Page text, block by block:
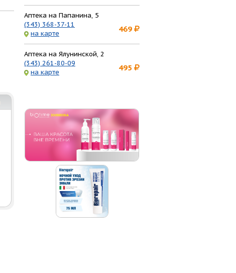
Аптека на Папанина, 5
(343) 368-37-11
на карте
469
Аптека на Ялунинской, 2
(343) 261-80-09
на карте
495